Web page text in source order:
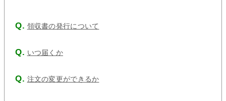
領収書の発行について
いつ届くか
注文の変更ができるか